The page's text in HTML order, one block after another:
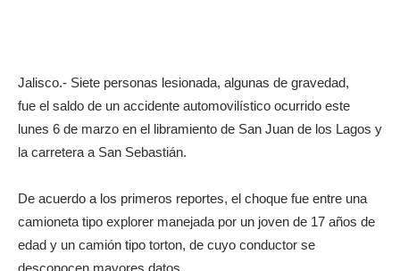
Jalisco.- Siete personas lesionada, algunas de gravedad,
fue el saldo de un accidente automovilístico ocurrido este
lunes 6 de marzo en el libramiento de San Juan de los Lagos y
la carretera a San Sebastián.
De acuerdo a los primeros reportes, el choque fue entre una
camioneta tipo explorer manejada por un joven de 17 años de
edad y un camión tipo torton, de cuyo conductor se